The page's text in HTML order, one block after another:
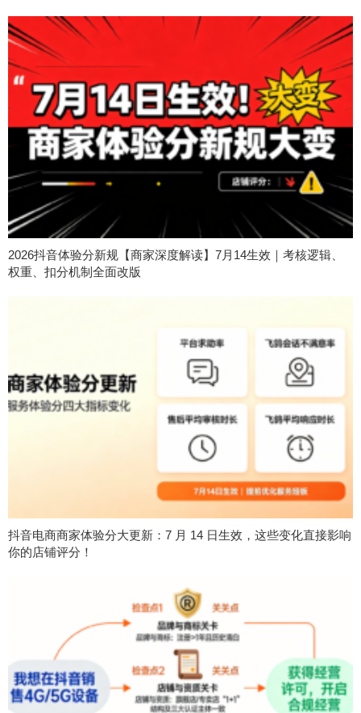
2026抖音体验分新规【商家深度解读】7月14生效｜考核逻辑、
权重、扣分机制全面改版
抖音电商商家体验分大更新：7 月 14 日生效，这些变化直接影响
你的店铺评分！